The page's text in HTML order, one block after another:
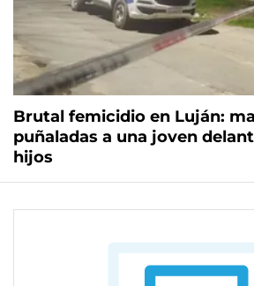
Brutal femicidio en Luján:
puñaladas a una joven
hijos